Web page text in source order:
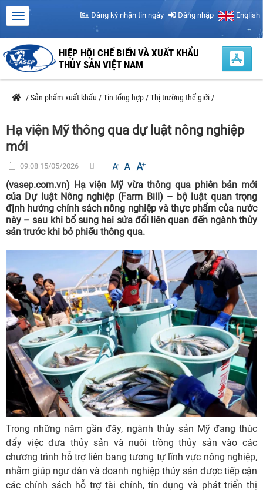
Đăng ký nhận tin ngày Đăng nhập English
HIỆP HỘI CHẾ BIẾN VÀ XUẤT KHẨU
THỦY SẢN VIỆT NAM
/Sản phẩm xuất khẩu /Tin tổng hợp /Thị trường thế giới /
Hạ viện Mỹ thông qua dự luật nông nghiệp
mới
09:08 15/05/2026
(vasep.com.vn) Hạ viện Mỹ vừa thông qua phiên bản mới
của Dự luật Nông nghiệp (Farm Bill) – bộ luật quan trọng
định hướng chính sách nông nghiệp và thực phẩm của nước
này – sau khi bổ sung hai sửa đổi liên quan đến ngành thủy
sản trước khi bỏ phiếu thông qua.
Trong những năm gần đây, ngành thủy sản Mỹ đang thúc
đẩy việc đưa thủy sản và nuôi trồng thủy sản vào các
chương trình hỗ trợ liên bang tương tự lĩnh vực nông nghiệp,
nhằm giúp ngư dân và doanh nghiệp thủy sản được tiếp cận
các chính sách hỗ trợ tài chính, tín dụng và phát triển thị